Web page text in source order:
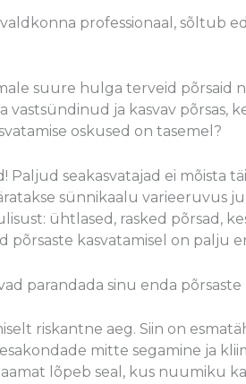
professionaal, sõltub
suure hulga terveid põrsaid
ja kasvav põrsas,
oskused on tasemel?
seakasvatajad ei mõista
sünnikaalu varieeruvus
ühtlased, rasked põrsad,
põrsaste kasvatamisel on palju
parandada sinu enda põrsaste
riskantne aeg. Siin on
mitte segamine ja
lõpeb seal, kus nuumiku